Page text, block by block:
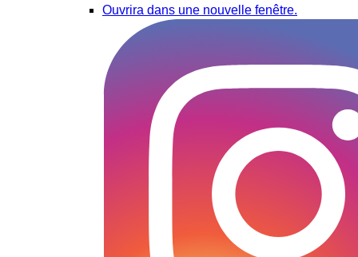
Ouvrira dans une nouvelle fenêtre.